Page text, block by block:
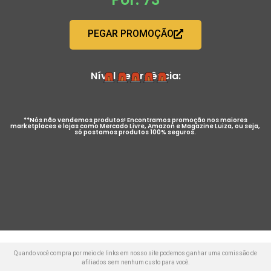
PEGAR PROMOÇÃO
Nível de Urgência:
**Nós não vendemos produtos! Encontramos promoção nos maiores
marketplaces e lojas como Mercado Livre, Amazon e Magazine Luiza, ou seja,
só postamos produtos 100% seguros.
Quando você compra por meio de links em nosso site podemos ganhar uma comissão de
afiliados sem nenhum custo para você.